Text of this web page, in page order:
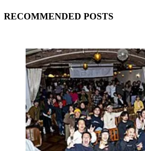
RECOMMENDED POSTS